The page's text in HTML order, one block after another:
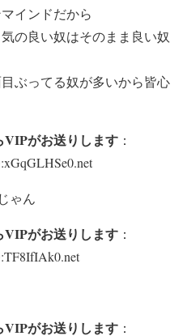
インドだから
の良い奴はそのまま良い奴
ぶってる奴が多いから皆心
VIPがお送りします ：
ゃん
VIPがお送りします ：
VIPがお送りします ：